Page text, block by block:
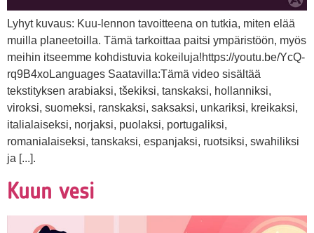
Lyhyt kuvaus: Kuu-lennon tavoitteena on tutkia, miten elää
muilla planeetoilla. Tämä tarkoittaa paitsi ympäristöön, myös
meihin itseemme kohdistuvia kokeiluja!https://youtu.be/YcQ-
rq9B4xoLanguages Saatavilla:Tämä video sisältää
tekstityksen arabiaksi, tšekiksi, tanskaksi, hollanniksi,
viroksi, suomeksi, ranskaksi, saksaksi, unkariksi, kreikaksi,
italialaiseksi, norjaksi, puolaksi, portugaliksi,
romanialaiseksi, tanskaksi, espanjaksi, ruotsiksi, swahiliksi
ja [...].
Kuun vesi